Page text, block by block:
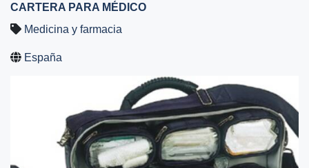
CARTERA PARA MÉDICO
Medicina y farmacia
España